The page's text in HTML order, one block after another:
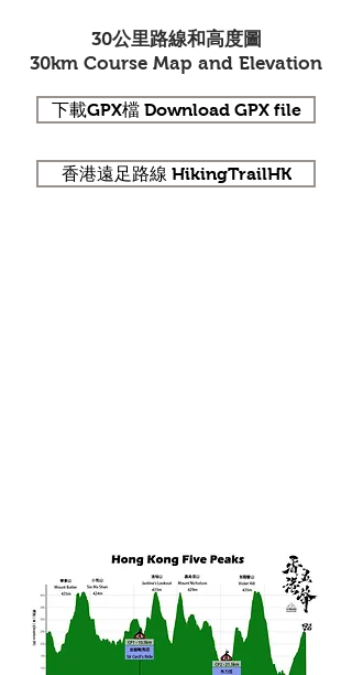
30公里路線和高度圖
30km Course Map and Elevation
下載GPX檔 Download GPX file
香港遠足路線 HikingTrailHK